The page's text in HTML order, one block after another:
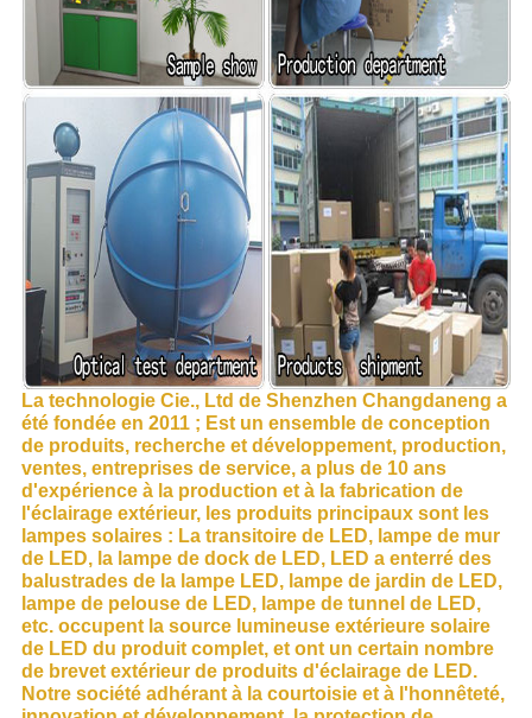
La technologie Cie., Ltd de Shenzhen Changdaneng a
été fondée en 2011 ; Est un ensemble de conception
de produits, recherche et développement, production,
ventes, entreprises de service, a plus de 10 ans
d'expérience à la production et à la fabrication de
l'éclairage extérieur, les produits principaux sont les
lampes solaires : La transitoire de LED, lampe de mur
de LED, la lampe de dock de LED, LED a enterré des
balustrades de la lampe LED, lampe de jardin de LED,
lampe de pelouse de LED, lampe de tunnel de LED,
etc. occupent la source lumineuse extérieure solaire
de LED du produit complet, et ont un certain nombre
de brevet extérieur de produits d'éclairage de LED.
Notre société adhérant à la courtoisie et à l'honnêteté,